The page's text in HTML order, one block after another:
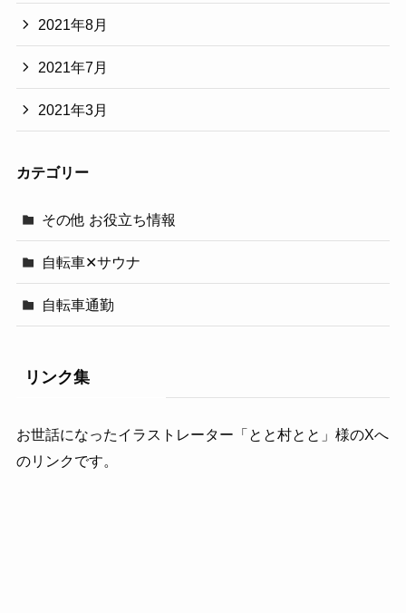
2021年8月
2021年7月
2021年3月
カテゴリー
その他 お役立ち情報
自転車✕サウナ
自転車通勤
リンク集
お世話になったイラストレーター「とと村とと」様のXへ
のリンクです。